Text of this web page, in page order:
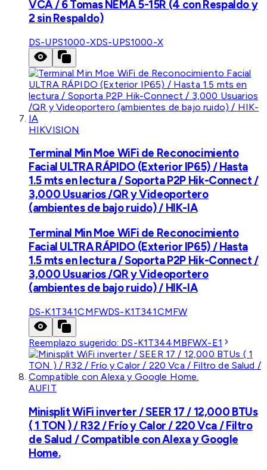
VCA / 6 Tomas NEMA 5-15R (4 con Respaldo y
2 sin Respaldo)
DS-UPS1000-XDS-UPS1000-X
HIKVISION
Terminal Min Moe WiFi de Reconocimiento
Facial ULTRA RÁPIDO (Exterior IP65) / Hasta
1.5 mts en lectura / Soporta P2P Hik-Connect /
3,000 Usuarios /QR y Videoportero
(ambientes de bajo ruido) / HIK-IA
Terminal Min Moe WiFi de Reconocimiento
Facial ULTRA RÁPIDO (Exterior IP65) / Hasta
1.5 mts en lectura / Soporta P2P Hik-Connect /
3,000 Usuarios /QR y Videoportero
(ambientes de bajo ruido) / HIK-IA
DS-K1T341CMFWDS-K1T341CMFW
Reemplazo sugerido: DS-K1T344MBFWX-E1
AUFIT
Minisplit WiFi inverter / SEER 17 / 12,000 BTUs
( 1 TON ) / R32 / Frío y Calor / 220 Vca / Filtro
de Salud / Compatible con Alexa y Google
Home.